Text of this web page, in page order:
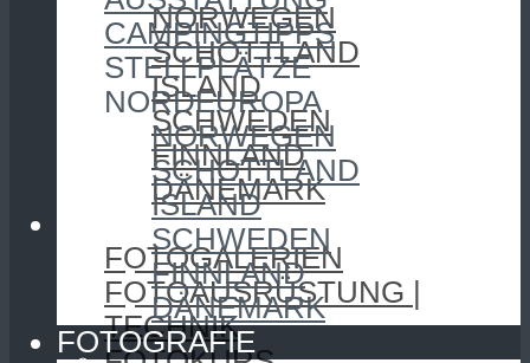
NORWEGEN
SCHOTTLAND
ISLAND
SCHWEDEN
FINNLAND
DÄNEMARK
FOTOGRAFIE
FOTOGALERIEN
FOTOAUSRÜSTUNG |
TECHNIK
CAMPINGTIPPS
STELLPLÄTZE
NORDEUROPA
NORWEGEN
SCHOTTLAND
ISLAND
SCHWEDEN
FINNLAND
DÄNEMARK
FOTOGRAFIE